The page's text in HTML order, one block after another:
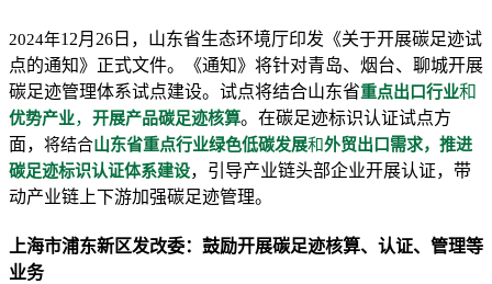
2024年12月26日，山东省生态环境厅印发《关于开展碳足迹试
点的通知》正式文件。《通知》将针对青岛、烟台、聊城开展
碳足迹管理体系试点建设。试点将结合山东省重点出口行业和
优势产业， 开展产品碳足迹核算。在碳足迹标识认证试点方
面， 将结合山东省重点行业绿色低碳发展和外贸出口需求，推进
碳足迹标识认证体系建设，引导产业链头部企业开展认证，带
动产业链上下游加强碳足迹管理。
上海市浦东新区发改委：鼓励开展碳足迹核算、认证、管理等
业务